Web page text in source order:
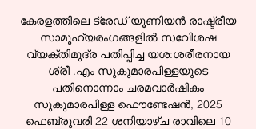
കേരളത്തിലെ ട്രേഡ് യൂണിയൻ രാഷ്ട്രീയ
സാമൂഹ്യരംഗങ്ങളിൽ സവിേശഷ
വ്യക്തിമുദ്ര പതിപ്പിച്ച യശ:ശരീരനായ
ശ്രീ .എം സുകുമാരപിള്ളയുടെ
പതിനൊന്നാം ചരമവാർഷികം
സുകുമാരപിള്ള ഫൌണ്ടേഷൻ, 2025
ഫെബ്രുവരി 22 ശനിയാഴ്ച രാവിലെ 10